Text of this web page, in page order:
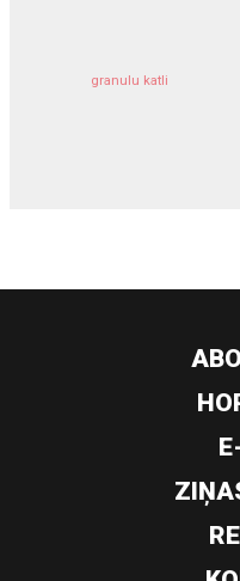
granulu katli